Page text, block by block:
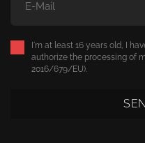
I'm at least 16 years old, I
authorize the processing of
2016/679/EU).